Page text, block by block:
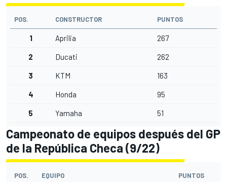
POS. CONSTRUCTOR PUNTOS
1 Aprilia 267
2 Ducati 262
3 KTM 163
4 Honda 95
5 Yamaha 51
Campeonato de equipos después del GP
de la República Checa (9/22)
POS. EQUIPO PUNTOS